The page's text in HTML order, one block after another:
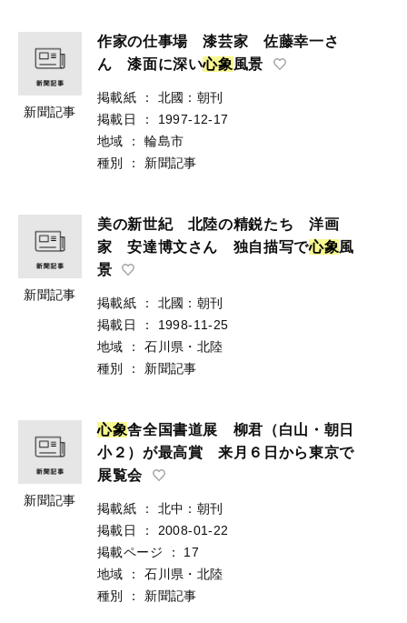
新聞記事
作家の仕事場 漆芸家 佐藤幸一さ
ん 漆面に深い心象風景
掲載紙 ：
北國：朝刊
掲載日
：
1997-12-17
地域
：
輪島市
種別
： 新聞記事
新聞記事
美の新世紀 北陸の精鋭たち 洋画
家 安達博文さん 独自描写で心象風
景
掲載紙 ：
北國：朝刊
掲載日
：
1998-11-25
地域
：
石川県・北陸
種別
： 新聞記事
新聞記事
心象舎全国書道展 柳君（白山・朝日
小２）が最高賞 来月６日から東京で
展覧会
掲載紙 ：
北中：朝刊
掲載日
：
2008-01-22
掲載ページ
：
17
地域
：
石川県・北陸
種別
： 新聞記事